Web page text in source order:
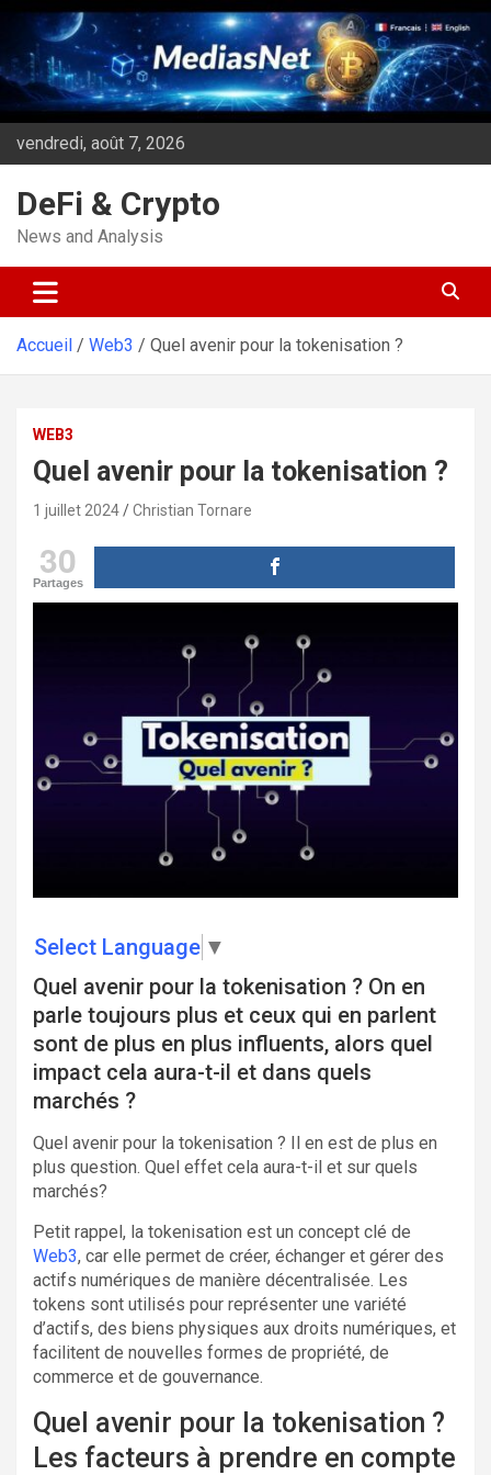
Aller
contenu
vendredi, août 7, 2026
DeFi & Crypto
News and Analysis
Accueil Web3 Quel avenir pour la tokenisation ?
WEB3
Quel avenir pour la tokenisation ?
1 juillet 2024 Christian Tornare
30
Partages
Select Language ▼
Quel avenir pour la tokenisation ? On en
parle toujours plus et ceux qui en parlent
sont de plus en plus influents, alors quel
impact cela aura-t-il et dans quels
marchés ?
Quel avenir pour la tokenisation ? Il en est de plus en
plus question. Quel effet cela aura-t-il et sur quels
marchés?
Petit rappel, la tokenisation est un concept clé de
Web3, car elle permet de créer, échanger et gérer des
actifs numériques de manière décentralisée. Les
tokens sont utilisés pour représenter une variété
d’actifs, des biens physiques aux droits numériques, et
facilitent de nouvelles formes de propriété, de
commerce et de gouvernance.
Quel avenir pour la tokenisation ?
Les facteurs à prendre en compte